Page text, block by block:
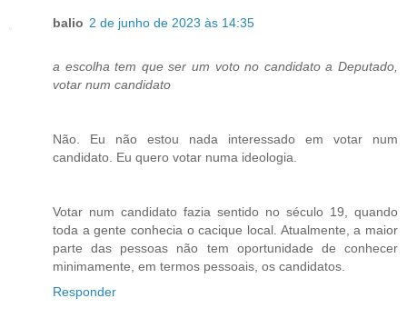
balio 2 de junho de 2023 às 14:35
a escolha tem que ser um voto no candidato a Deputado,
votar num candidato
Não. Eu não estou nada interessado em votar num
candidato. Eu quero votar numa ideologia.
Votar num candidato fazia sentido no século 19, quando
toda a gente conhecia o cacique local. Atualmente, a maior
parte das pessoas não tem oportunidade de conhecer
minimamente, em termos pessoais, os candidatos.
Responder